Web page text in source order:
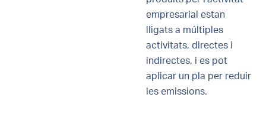
empresarial estan
lligats a múltiples
activitats, directes i
indirectes, i es pot
aplicar un pla per reduir
les emissions.